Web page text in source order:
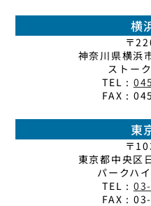
横
〒
神奈川県横浜
ストー
TEL :
FAX :
東
〒
東京都中央区
パークハ
TEL :
FAX :